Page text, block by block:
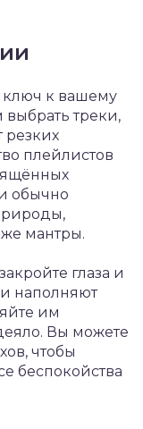
ключ к вашему
треки,
резких
плейлистов
обычно
мантры.
глаза и
наполняют
им
Вы можете
чтобы
беспокойства